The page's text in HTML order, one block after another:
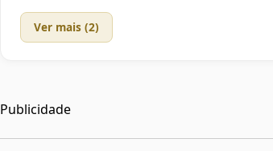
Ver mais (2)
Publicidade